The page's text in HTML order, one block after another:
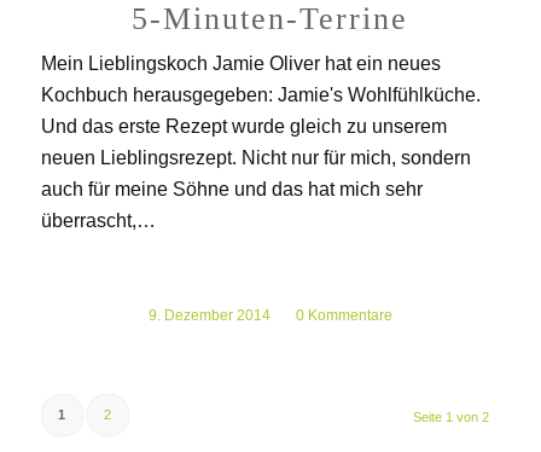
5-Minuten-Terrine
Mein Lieblingskoch Jamie Oliver hat ein neues
Kochbuch herausgegeben: Jamie's Wohlfühlküche.
Und das erste Rezept wurde gleich zu unserem
neuen Lieblingsrezept. Nicht nur für mich, sondern
auch für meine Söhne und das hat mich sehr
überrascht,…
9. Dezember 2014
/ 0 Kommentare
Seite 1 von 2
1 2